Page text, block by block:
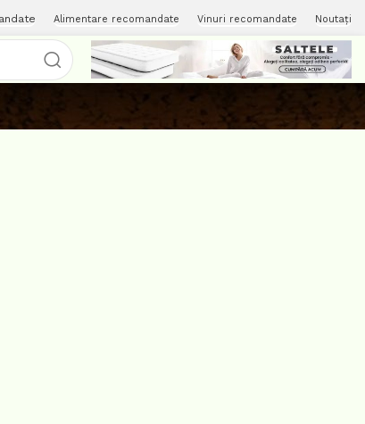
Alimentare recomandate Vinuri recomandate Noutați